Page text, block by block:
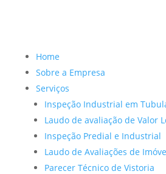
Home
Sobre a Empresa
Serviços
Inspeção Industrial em
Laudo de avaliação de Valor
Inspeção Predial e Industrial
Laudo de Avaliações de
Parecer Técnico de Vistoria